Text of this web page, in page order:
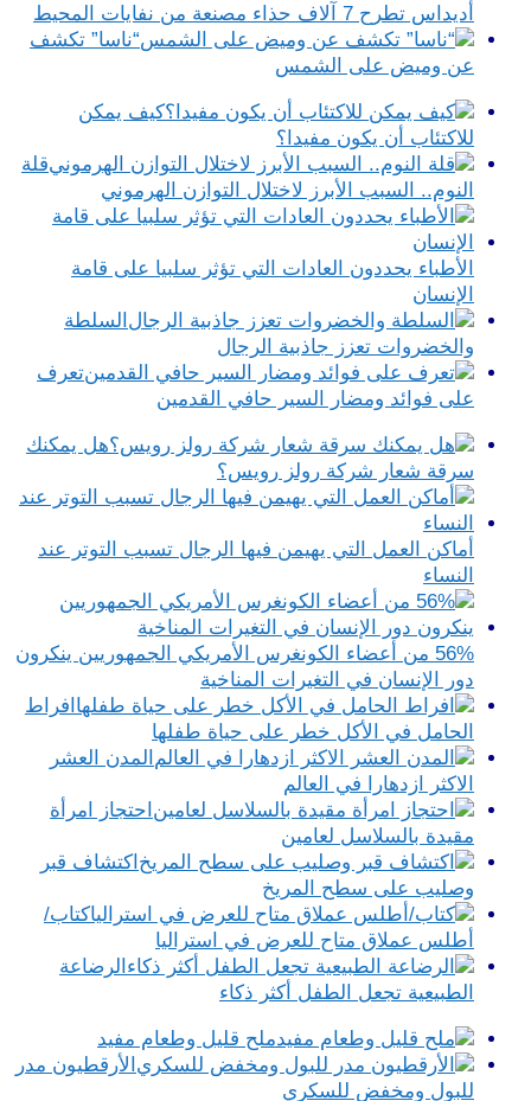
أديداس تطرح 7 آلاف حذاء مصنعة من نفايات المحيط
“ناسا” تكشف
عن وميض على الشمس
كيف يمكن
للاكتئاب أن يكون مفيدا؟
قلة
النوم.. السبب الأبرز لاختلال التوازن الهرموني
الأطباء يحددون العادات التي تؤثر سلبيا على قامة
الإنسان
السلطة
والخضروات تعزز جاذبية الرجال
تعرف
على فوائد ومضار السير حافي القدمين
هل يمكنك
سرقة شعار شركة رولز رويس؟
أماكن العمل التي يهيمن فيها الرجال تسبب التوتر عند
النساء
56% من أعضاء الكونغرس الأمريكي الجمهوريين ينكرون
دور الإنسان في التغيرات المناخية
افراط
الحامل في الأكل خطر على حياة طفلها
المدن العشر
الاكثر ازدهارا في العالم
احتجاز امرأة
مقيدة بالسلاسل لعامين
اكتشاف قبر
وصليب على سطح المريخ
كتاب/
أطلس عملاق متاح للعرض في استراليا
الرضاعة
الطبيعية تجعل الطفل أكثر ذكاء
ملح قليل وطعام مفيد
الأرقطيون مدر
للبول ومخفض للسكري